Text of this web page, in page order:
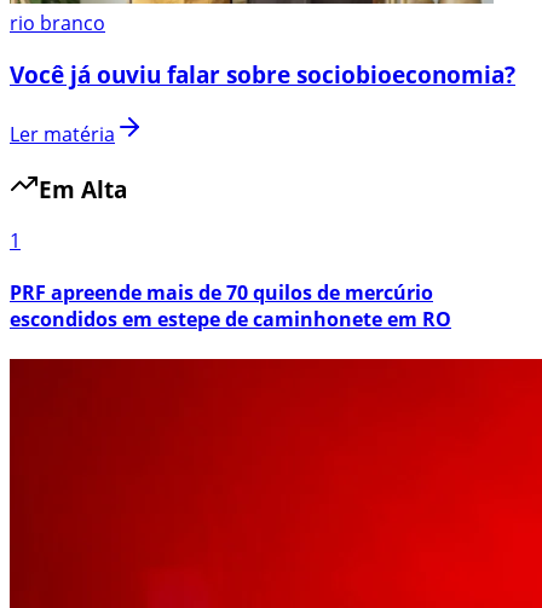
rio branco
Você já ouviu falar sobre sociobioeconomia?
Ler matéria
Em Alta
1
PRF apreende mais de 70 quilos de mercúrio
escondidos em estepe de caminhonete em RO